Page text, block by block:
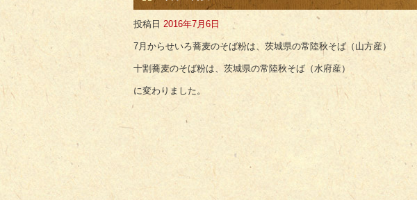
投稿日 2016年7月6日
7月からせいろ蕎麦のそば粉は、茨城県の常陸秋そば（山方産）
十割蕎麦のそば粉は、茨城県の常陸秋そば（水府産）
に変わりました。